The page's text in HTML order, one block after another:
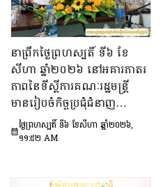
នាព្រឹកថ្ងៃព្រហស្បតិ៍ ទី៦ ខែ
សីហា ឆ្នាំ២០២៦ នៅអគារភាតរ
ភាពនៃទីស្តីការគណៈរដ្ឋមន្រ្តី
មានរៀបចំកិច្ចប្រជុំជំនាញ
បច្ចេកទេស ក្រោមអធិបតីភាព
ឯកឧត្តម សុក ផេង រដ្ឋលេខាធិ
ថ្ងៃព្រហស្បតិ៍ ទី៦ ខែសីហា ឆ្នាំ២០២៦,
១១:៥២ AM